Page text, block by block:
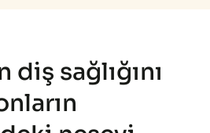
diş sağlığını